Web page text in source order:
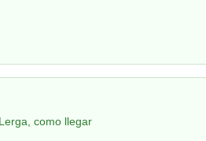
como llegar